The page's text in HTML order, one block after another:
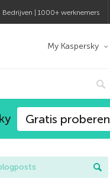
Bedrijven | 1000+ werknemers
My Kaspersky
Gratis proberen